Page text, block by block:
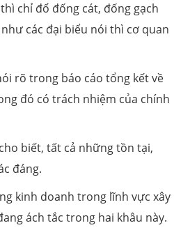
chỉ đổ đống cát, đống gạch
các đại biểu nói thì cơ quan
rõ trong báo cáo tổng kết về
đó có trách nhiệm của chính
biết, tất cả những tồn tại,
đáng.
kinh doanh trong lĩnh vực xây
ách tắc trong hai khâu này.